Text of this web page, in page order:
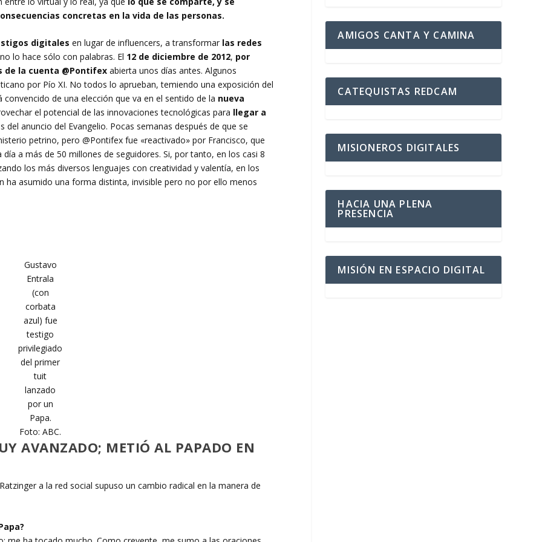
concretas en la vida de las personas.
digitales en lugar de influencers, a transformar las redes
lo hace sólo con palabras. El 12 de diciembre de 2012, por
de la cuenta @Pontifexabierta unos días antes. Algunos
por Pío XI. No todos lo aprueban, temiendo una exposición del
de una elección que va en el sentido de la nueva
el potencial de las innovaciones tecnológicas para llegar a
anuncio del Evangelio. Pocas semanas después de que se
petrino, pero @Pontifex fue «reactivado» por Francisco, que
a más de 50 millones de seguidores. Si, por tanto, en los casi 8
los más diversos lenguajes con creatividad y valentía, en los
ha asumido una forma distinta, invisible pero no por ello menos
Gustavo
Entrala
(con
corbata
azul) fue
testigo
privilegiado
del primer
tuit
lanzado
por un
Papa.
Foto: ABC.
AVANZADO; METIÓ AL PAPADO EN
a la red social supuso un cambio radical en la manera de
AMIGOS CANTA Y CAMINA
CATEQUISTAS REDCAM
MISIONEROS DIGITALES
HACIA UNA PLENA
PRESENCIA
MISIÓN EN ESPACIO DIGITAL